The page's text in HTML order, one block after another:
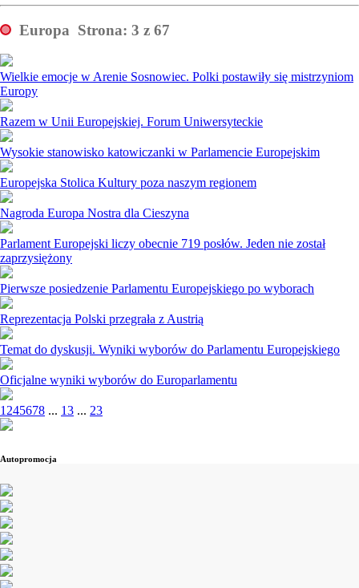
Europa Strona: 3 z 67
Wielkie emocje w Arenie Sosnowiec. Polki postawiły się mistrzyniom
Europy
Razem w Unii Europejskiej. Forum Uniwersyteckie
Wysokie stanowisko katowiczanki w Parlamencie Europejskim
Europejska Stolica Kultury poza naszym regionem
Nagroda Europa Nostra dla Cieszyna
Parlament Europejski liczy obecnie 719 posłów. Jeden nie został
zaprzysiężony
Pierwsze posiedzenie Parlamentu Europejskiego po wyborach
Reprezentacja Polski przegrała z Austrią
Temat do dyskusji. Wyniki wyborów do Parlamentu Europejskiego
Oficjalne wyniki wyborów do Europarlamentu
1 245678 ... 13 ... 23
Autopromocja